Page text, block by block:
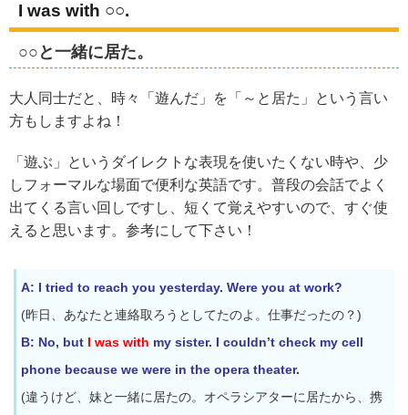
I was with ○○.
○○と一緒に居た。
大人同士だと、時々「遊んだ」を「～と居た」という言い
方もしますよね！
「遊ぶ」というダイレクトな表現を使いたくない時や、少
しフォーマルな場面で便利な英語です。普段の会話でよく
出てくる言い回しですし、短くて覚えやすいので、すぐ使
えると思います。参考にして下さい！
A: I tried to reach you yesterday. Were you at work?
(昨日、あなたと連絡取ろうとしてたのよ。仕事だったの？)
B: No, but I was with my sister. I couldn’t check my cell
phone because we were in the opera theater.
(違うけど、妹と一緒に居たの。オペラシアターに居たから、携